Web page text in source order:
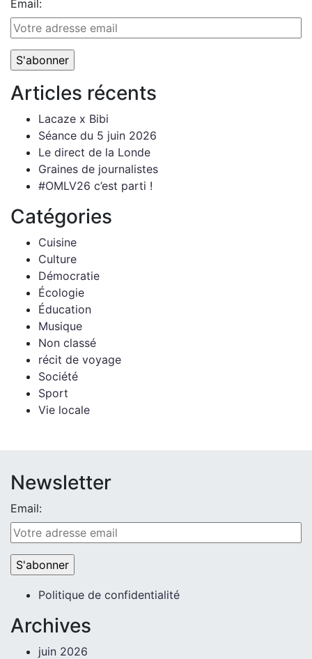
Email:
Articles récents
Lacaze x Bibi
Séance du 5 juin 2026
Le direct de la Londe
Graines de journalistes
#OMLV26 c’est parti !
Catégories
Cuisine
Culture
Démocratie
Écologie
Éducation
Musique
Non classé
récit de voyage
Société
Sport
Vie locale
Newsletter
Email:
Politique de confidentialité
Archives
juin 2026